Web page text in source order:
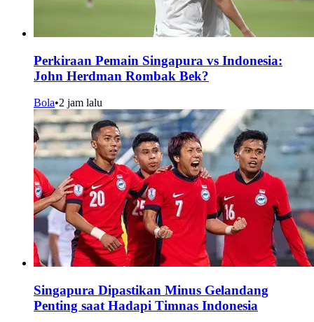
Perkiraan Pemain Singapura vs Indonesia:
John Herdman Rombak Bek?
Bola•2 jam lalu
Singapura Dipastikan Minus Gelandang
Penting saat Hadapi Timnas Indonesia